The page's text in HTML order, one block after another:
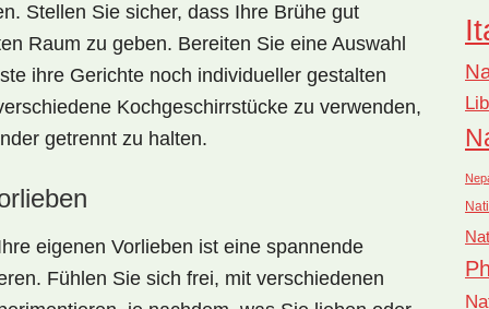
Stellen Sie sicher, dass Ihre Brühe gut
Raum zu geben. Bereiten Sie eine Auswahl
ihre Gerichte noch individueller gestalten
Kochgeschirrstücke zu verwenden,
getrennt zu halten.
eigenen Vorlieben ist eine spannende
Fühlen Sie sich frei, mit verschiedenen